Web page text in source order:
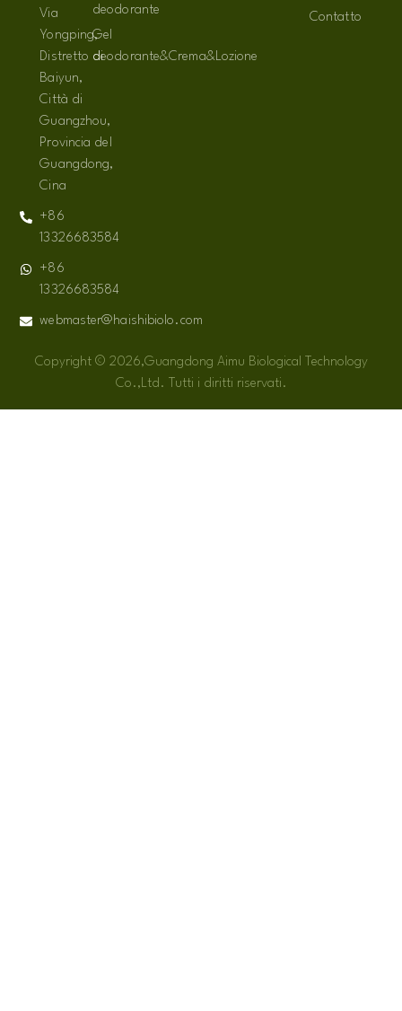
Via
Yongping,
Distretto di
Baiyun,
Città di
Guangzhou,
Provincia del
Guangdong,
Cina
+86
13326683584
+86
13326683584
webmaster@haishibiolo.com
deodorante
Gel
deodorante&Crema&Lozione
Contatto
Copyright © 2026,Guangdong Aimu Biological Technology
Co.,Ltd. Tutti i diritti riservati.